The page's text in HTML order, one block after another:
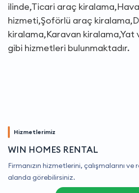
ilinde,Ticari araç
hizmeti,Şoförlü araç
kiralama,Karavan kiralama,Yat
gibi hizmetleri bulunmaktadır.
Hizmetlerimiz
WIN HOMES RENTAL
Firmanızın hizmetlerini, çalışmalarını ve
alanda görebilirsiniz.